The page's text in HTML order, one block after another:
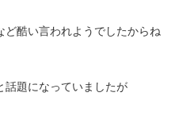
ど酷い言われようでしたからね
話題になっていましたが